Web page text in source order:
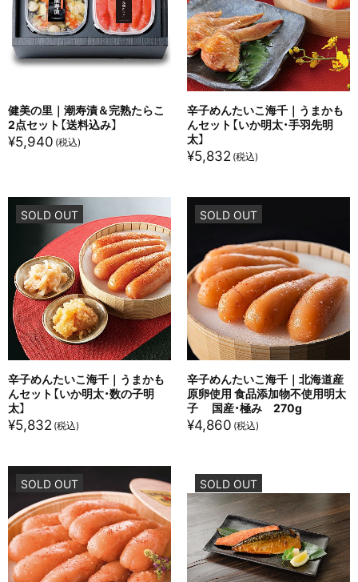
健美の里｜潮寿漬＆完熟たらこ
2点セット【送料込み】
¥5,940
辛子めんたいこ海千｜うまかも
んセット【いか明太・手羽先明
太】
¥5,832
SOLD OUT
辛子めんたいこ海千｜うまかも
んセット【いか明太・数の子明
太】
¥5,832
SOLD OUT
辛子めんたいこ海千｜北海道産
原卵使用 食品添加物不使用明太
子 国産・極み 270g
¥4,860
SOLD OUT SOLD OUT